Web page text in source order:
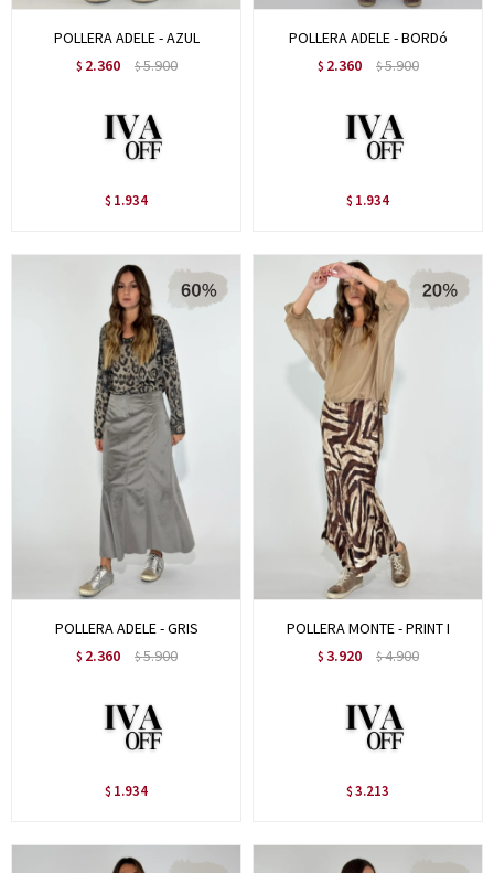
POLLERA ADELE - AZUL
$ 2.360 $5.900
$ 1.934
POLLERA ADELE - BORDó
$ 2.360 $5.900
$ 1.934
POLLERA ADELE - GRIS
$ 2.360 $5.900
$ 1.934
POLLERA MONTE - PRINT I
$ 3.920 $4.900
$ 3.213